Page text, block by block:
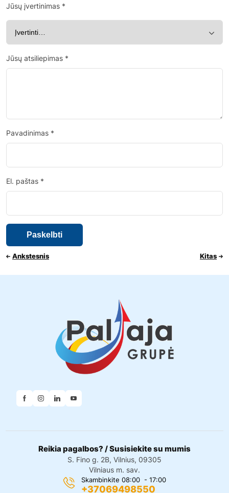
Jūsų įvertinimas *
Jūsų atsiliepimas *
Pavadinimas *
El. paštas *
Ankstesnis Kitas
Reikia pagalbos? / Susisiekite su mumis
S. Fino g. 2B, Vilnius, 09305
Vilniaus m. sav.
Skambinkite 08:00 - 17:00
+37069498550